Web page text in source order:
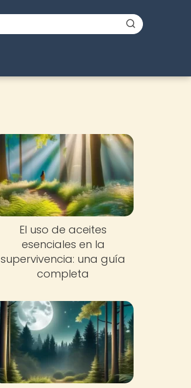
El uso de aceites
esenciales en la
supervivencia: una guía
completa